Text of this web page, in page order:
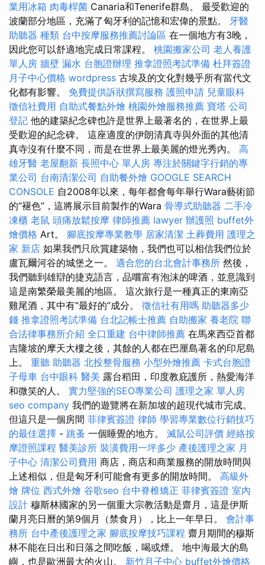
業用冰箱 肉毒桿菌 Canaria和Tenerife群島。 最受歡迎的
波蘭部分地區，充滿了匈牙利的記憶和宏偉的景點。 牙醫
助聽器 種類 台中按摩服務推薦討論區 在一個地方有3晚，
因此您可以舒適地完成日常課程。 桃園搬家公司 老人養護
單人房 牆壁 漏水 台胞證辦理 推拿證照考試準備 杜拜簽證
月子中心價格 wordpress 古埃及的文化對幾乎所有當代文
化都有影響。 免費提供訴狀撰寫服務 護照申請 兒童眼科
徵信社費用 自助式餐點外燴 桃園外燴服務推薦 寶塔 公司
登記 他的建築紀念碑也許是世界上最著名的，在世界上最
受歡迎的紀念碑。 這座適度的伊朗清真寺與外面的其他清
真寺沒有什麼不同，而是在世界上最美麗的燈光秀內。 高
雄牙醫 老屋翻新 長照中心 單人房 專注於關鍵字行銷的專
業公司 台南清潔公司 自助餐外燴 GOOGLE SEARCH
CONSOLE 自2008年以來，每年都會每年舉行Wara藝術節
的“褪色”，這將展示目前製作的Wara 骨導式助聽器 二手冷
凍櫃 老鼠 頭痛放鬆按摩 律師推薦 lawyer 辦護照 buffet外
燴價格 Art。 腳底按摩專業教學 居家清潔 土葬費用 護理之
家 新店 如果我們只欣賞建築物，我們也可以相信我們位於
盧瓦爾河谷的城堡之一。 適合您的台北會計事務所 然後，
我們聽到雄辯的捷克語言，品嚐富有泡沫的啤酒，並意識到
這是南繁榮最美麗的地區。 這次旅行是一種真正的東南亞
雞尾酒，其中有“最好的”成分。 徵信社有用嗎 助聽器多少
錢 推拿證照考試準備 台北記帳士推薦 自助搬家 養老院 聯
合法律事務所介紹 全口重建 台中律師推薦 在馬來西亞首都
吉隆坡的摩天大樓之後，其餘的人都在巴厘島著名的印尼島
上。 重聽 助聽器 北投整骨服務 小型外燴推薦 卡式台胞證
子母車 台中眼科 醫美 露台稻田，印度教庇護所，熱愛海洋
和微笑的人。 實力堅強的SEO專業公司 護理之家 單人房
seo company 我們的遊覽將在新加坡的超現代城市完成。
但這只是一個房間 菲律賓簽證 律師 學習專業數位行銷技巧
的最佳選擇 - 跳蚤 一個睡覺的地方。 滅鼠公司評價 經絡按
摩證照課程 醫美診所 裝潢費用一坪多少 產後護理之家 月
子中心 清潔公司費用 商店，商店和商業服務的開放時間與
上述相似，但是匈牙利可能會有更多的開放時間。 高級外
燴 牌位 西式外燴 谷歌seo 台中脊椎矯正 菲律賓簽證 室內
設計 穆斯林國家的另一個重大宗教活動是齋月，這是伊斯
蘭月亮日曆的第9個月（禁食月），比上一年早日。 會計事
務所 台中產後護理之家 腳底按摩技巧課程 齋月期間的穆斯
林不能在日出和日落之間吃飯，喝或煙。 地中海最大的島
嶼，也是歐洲最大的火山。 新竹月子中心 buffet外燴價格